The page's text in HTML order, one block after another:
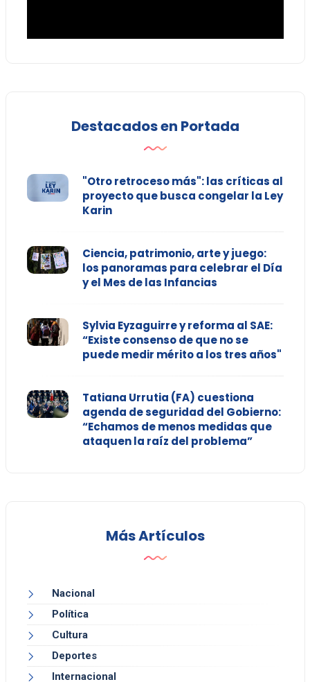
Destacados en Portada
"Otro retroceso más": las críticas al
proyecto que busca congelar la Ley
Karin
Ciencia, patrimonio, arte y juego:
los panoramas para celebrar el Día
y el Mes de las Infancias
Sylvia Eyzaguirre y reforma al SAE:
“Existe consenso de que no se
puede medir mérito a los tres años"
Tatiana Urrutia (FA) cuestiona
agenda de seguridad del Gobierno:
“Echamos de menos medidas que
ataquen la raíz del problema”
Más Artículos
Nacional
Política
Cultura
Deportes
Internacional